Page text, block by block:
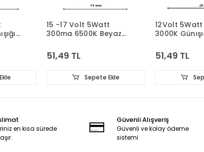
15 -17 Volt 5Watt
300ma 6500K Beyaz
51,49 TL
Sepete Ekle
12Volt
3000K
51,49 TL
en kısa sürede
Güvenli Alışveriş
Güvenli ve kolay ödeme
sistemi